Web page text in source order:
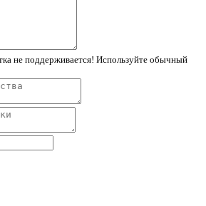
не поддерживается! Используйте обычный